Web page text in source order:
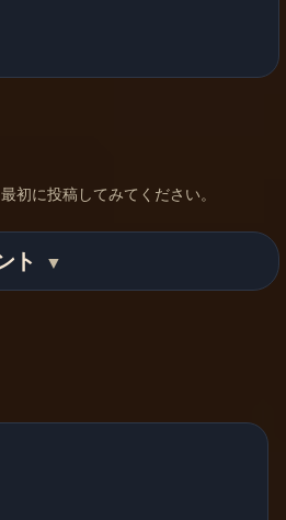
初に投稿してみてください。
ト ▼